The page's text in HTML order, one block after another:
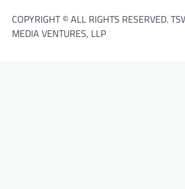
COPYRIGHT © ALL RIGHTS RESERVED.
MEDIA VENTURES, LLP